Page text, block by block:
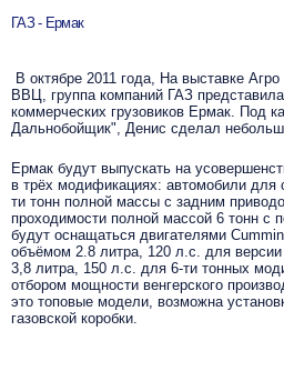
ГАЗ - Ермак
В октябре 2011 года, На выставке
ВВЦ, группа компаний ГАЗ
коммерческих грузовиков Ермак. Под
Дальнобойщик", Денис сделал
Ермак будут выпускать на
в трёх модификациях: автомобили для
ти тонн полной массы с задним
проходимости полной массой 6 тонн
будут оснащаться двигателями
объёмом 2.8 литра, 120 л.с. для
3,8 литра, 150 л.с. для 6-ти тонных
отбором мощности венгерского
это топовые модели, возможна
газовской коробки.